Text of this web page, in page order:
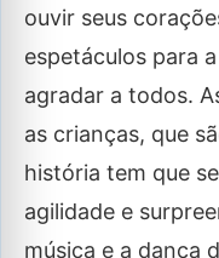
ouvir seus
espetáculos para
agradar a todos.
as crianças, que
história tem que
agilidade e
música e a dança